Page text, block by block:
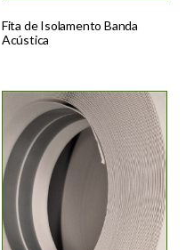
Fita de Isolamento Banda
Acústica